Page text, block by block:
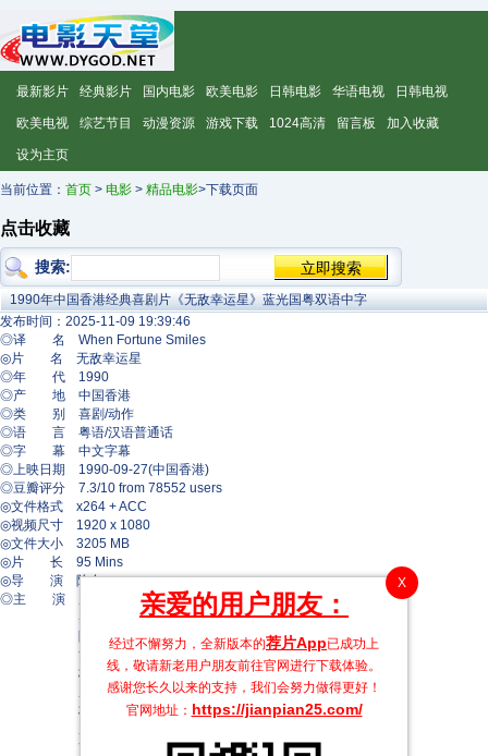
最新影片 经典影片 国内电影 欧美电影 日韩电影 华语电视 日韩电视
欧美电视 综艺节目 动漫资源 游戏下载 1024高清 留言板 加入收藏
设为主页
当前位置： 首页 > 电影 > 精品电影>下载页面
点击收藏
搜索:
X
亲爱的用户朋友：
经过不懈努力，全新版本的荐片App已成功上
线，敬请新老用户朋友前往官网进行下载体验。
感谢您长久以来的支持，我们会努力做得更好！
官网地址： https://jianpian25.com/
1990年中国香港经典喜剧片《无敌幸运星》蓝光国粤双语中字
发布时间：2025-11-09 19:39:46
◎译 名 When Fortune Smiles
◎片 名 无敌幸运星
◎年 代 1990
◎产 地 中国香港
◎类 别 喜剧/动作
◎语 言 粤语/汉语普通话
◎字 幕 中文字幕
◎上映日期 1990-09-27(中国香港)
◎豆瓣评分 7.3/10 from 78552 users
◎文件格式 x264 + ACC
◎视频尺寸 1920 x 1080
◎文件大小 3205 MB
◎片 长 95 Mins
◎导 演 陈友
◎主 演 周星驰
吴君如
黄秋生
梅小惠
成奎安
林蛟
翁世杰